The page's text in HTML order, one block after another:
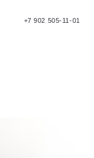
+7 902 505-11-01